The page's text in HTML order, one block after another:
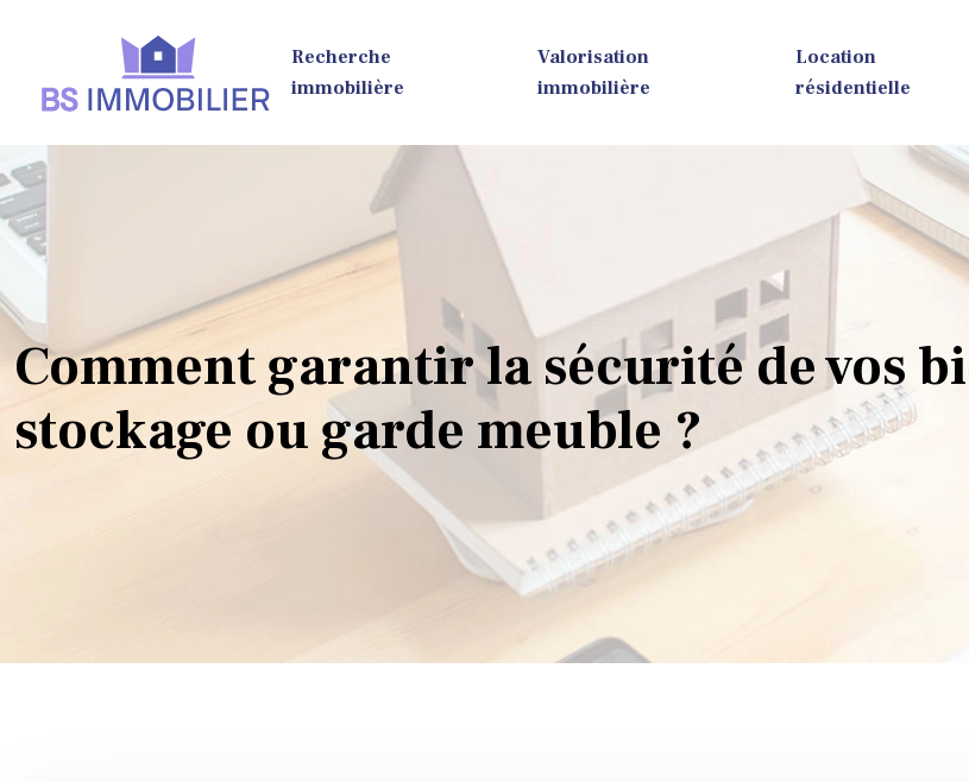
Recherche
immobilière
Valorisation
immobilière
Location
résidentielle
Comment garantir la sécurité de vos
stockage ou garde meuble ?